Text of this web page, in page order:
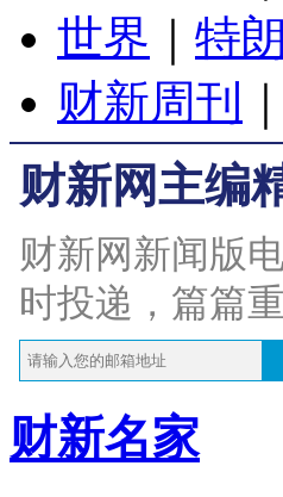
世界
特
财新周刊
财新网主编
财新网新闻版
时投递，篇篇
财新名家